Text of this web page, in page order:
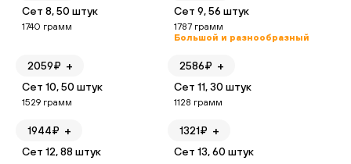
Сет 8, 50 штук
1740 грамм
2059₽ +
Сет 9, 56 штук
1787 грамм
Большой и разнообразный
2586₽ +
Сет 10, 50 штук
1529 грамм
1944₽ +
Сет 11, 30 штук
1128 грамм
1321₽ +
Сет 12, 88 штук Сет 13, 60 штук